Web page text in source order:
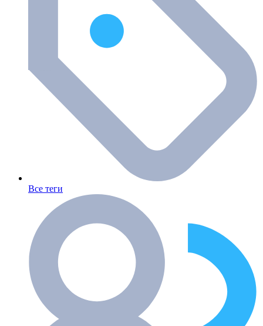
Все теги